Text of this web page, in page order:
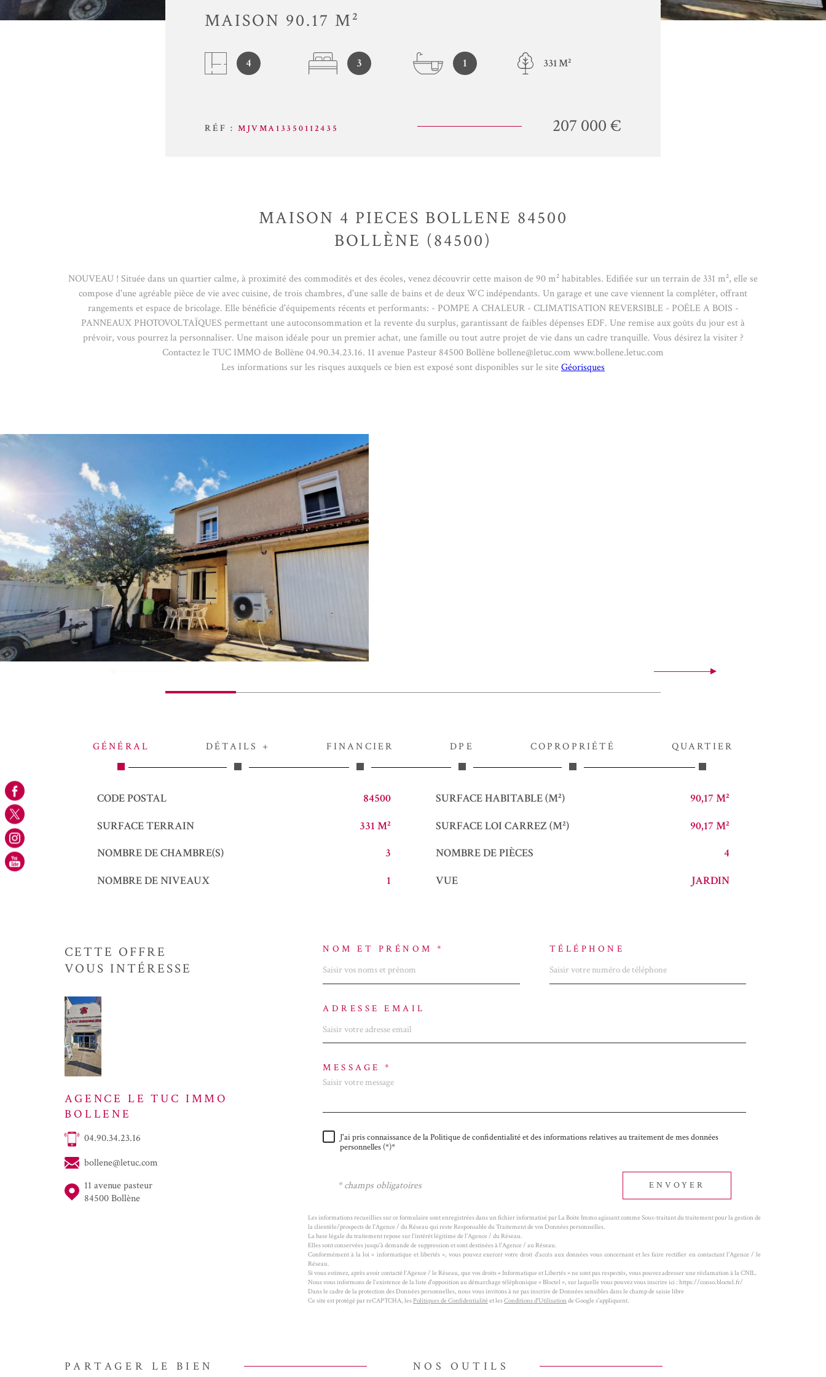
RÉF : MJVMA13350112435
MAISON 90.17 M²
4 3 1 331 M²
207 000 €
MAISON 4 PIECES BOLLENE 84500
BOLLÈNE (84500)
NOUVEAU ! Située dans un quartier calme, à proximité des commodités et des écoles, venez découvrir cette maison de 90 m² habitables. Edifiée sur un terrain de 331 m², elle se
compose d'une agréable pièce de vie avec cuisine, de trois chambres, d'une salle de bains et de deux WC indépendants. Un garage et une cave viennent la compléter, offrant
rangements et espace de bricolage. Elle bénéficie d'équipements récents et performants: - POMPE A CHALEUR - CLIMATISATION REVERSIBLE - POÊLE A BOIS -
PANNEAUX PHOTOVOLTAÏQUES permettant une autoconsommation et la revente du surplus, garantissant de faibles dépenses EDF. Une remise aux goûts du jour est à
prévoir, vous pourrez la personnaliser. Une maison idéale pour un premier achat, une famille ou tout autre projet de vie dans un cadre tranquille. Vous désirez la visiter ?
Contactez le TUC IMMO de Bollène 04.90.34.23.16. 11 avenue Pasteur 84500 Bollène bollene@letuc.com www.bollene.letuc.com
Les informations sur les risques auxquels ce bien est exposé sont disponibles sur le siteGéorisques
GÉNÉRAL DÉTAILS + FINANCIER DPE COPROPRIÉTÉ QUARTIER
Caractérisque Valeurs
CODE POSTAL 84500 SURFACE HABITABLE (M²)
90,17 M²
SURFACE TERRAIN
331 M² SURFACE LOI CARREZ (M²)
90,17 M²
NOMBRE DE CHAMBRE(S)
3 NOMBRE DE PIÈCES
4
NOMBRE DE NIVEAUX
1 VUE JARDIN
CETTE OFFRE
VOUS INTÉRESSE
AGENCE LE TUC IMMO
BOLLENE
04.90.34.23.16
bollene@letuc.com
11 avenue pasteur
84500 Bollène
NOM ET PRÉNOM * TÉLÉPHONE
ADRESSE EMAIL
MESSAGE *
J'ai pris connaissance de la Politique de confidentialité et des informations relatives au traitement de mes données
personnelles (*)*
* champs obligatoires ENVOYER
Les informations recueillies sur ce formulaire sont enregistrées dans un fichier informatisé par La Boite Immo agissant comme Sous-traitant du traitement pour la gestion de
la clientèle/prospects de l'Agence / du Réseau qui reste Responsable du Traitement de vos Données personnelles.
La base légale du traitement repose sur l’intérêt légitime de l'Agence / du Réseau.
Elles sont conservées jusqu'à demande de suppression et sont destinées à l'Agence / au Réseau.
Conformément à la loi « informatique et libertés », vous pouvez exercer votre droit d'accès aux données vous concernant et les faire rectifier en contactant l'Agence / le
Réseau.
Si vous estimez, après avoir contacté l'Agence / le Réseau, que vos droits « Informatique et Libertés » ne sont pas respectés, vous pouvez adresser une réclamation à la CNIL.
Nous vous informons de l’existence de la liste d'opposition au démarchage téléphonique « Bloctel », sur laquelle vous pouvez vous inscrire ici : https://conso.bloctel.fr/
Dans le cadre de la protection des Données personnelles, nous vous invitons à ne pas inscrire de Données sensibles dans le champ de saisie libre
Ce site est protégé par reCAPTCHA, les Politiques de Confidentialité et lesConditions d'Utilisation de Google s'appliquent.
PARTAGER LE BIEN NOS OUTILS